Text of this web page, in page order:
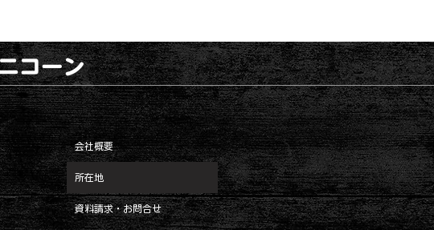
会社概要
所在地
資料請求・お問合せ